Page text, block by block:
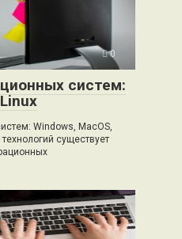
0
систем:
Windows, MacOS,
существует